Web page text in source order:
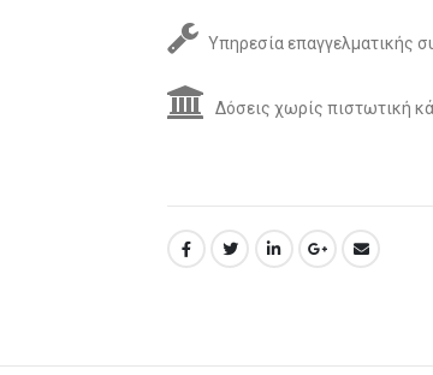
Υπηρεσία επαγγελματικής
Δόσεις χωρίς πιστωτική